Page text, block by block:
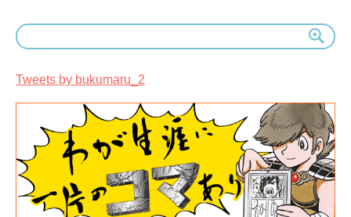
カ
イ
Tweets by bukumaru_2